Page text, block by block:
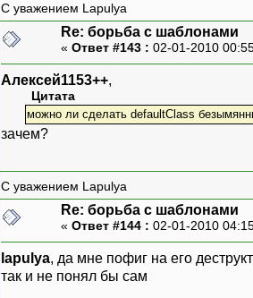
С уважением Lapulya
Re: борьба с шаблонами
« Ответ #143 : 02-01-2010
Алексей1153++,
Цитата
можно ли сделать defaultClass
зачем?
С уважением Lapulya
Re: борьба с шаблонами
« Ответ #144 : 02-01-2010
lapulya, да мне пофиг на его
так и не понял бы сам